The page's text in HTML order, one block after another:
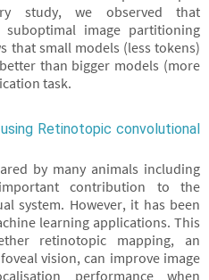
study, we observed that
image partitioning
that small models (less tokens)
than bigger models (more
task.
Retinotopic convolutional
by many animals including
contribution to the
system. However, it has been
learning applications. This
retinotopic mapping, an
vision, can improve image
performance when